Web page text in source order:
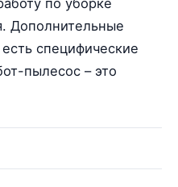
Дополнительные
специфические
пылесос – это